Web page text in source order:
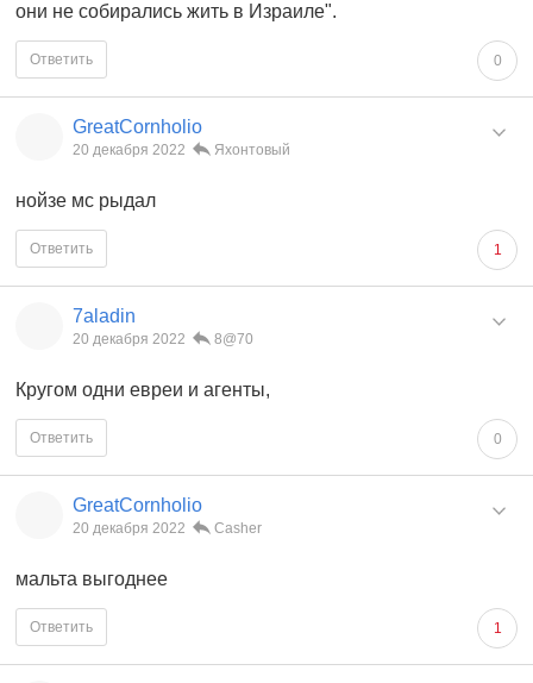
они не собирались жить в Израиле".
0
Ответить
GreatCornholio
20 декабря 2022 Яхонтовый
нойзе мс рыдал
1
Ответить
7aladin
20 декабря 2022 8@70
Кругом одни евреи и агенты,
0
Ответить
GreatCornholio
20 декабря 2022 Casher
мальта выгоднее
1
Ответить